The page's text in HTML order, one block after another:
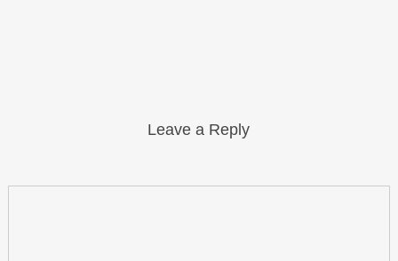
Leave a Reply